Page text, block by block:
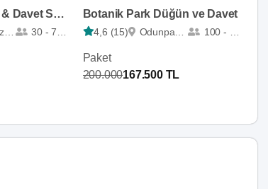
Marwa Hotel Balo & Davet Salonları
30 - 750
Botanik Park Düğün ve Davet
4,6 (15) Odunpazarı 100 - 875
Paket
200.000167.500 TL